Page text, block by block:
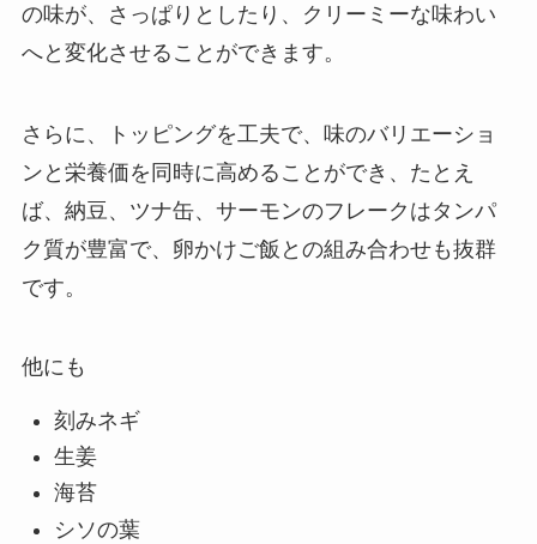
の味が、さっぱりとしたり、クリーミーな味わい
へと変化させることができます。
さらに、トッピングを工夫で、味のバリエーショ
ンと栄養価を同時に高めることができ、たとえ
ば、納豆、ツナ缶、サーモンのフレークはタンパ
ク質が豊富で、卵かけご飯との組み合わせも抜群
です。
他にも
刻みネギ
生姜
海苔
シソの葉